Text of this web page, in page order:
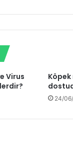
Virus
Köpek
24/